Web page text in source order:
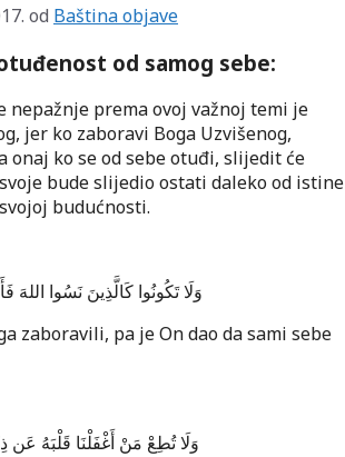
od Baština objave
od samog sebe:
nepažnje prema ovoj važnoj temi je
jer ko zaboravi Boga Uzvišenog,
onaj ko se od sebe otuđi, slijedit će
bude slijedio ostati daleko od istine
budućnosti.
وَلَا تَكُونُوا كَالَّذِينَ نَسُوا
zaboravili, pa je On dao da sami sebe
وَلَا تُطِعْ مَنْ أَغْفَلْنَا قَلْبَهُ عَن